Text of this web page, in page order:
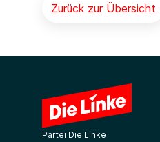
Zurück zur Übersicht
Partei Die Linke